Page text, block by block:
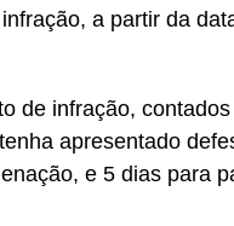
a partir da
de infração,
apresentado
e 5 dias para